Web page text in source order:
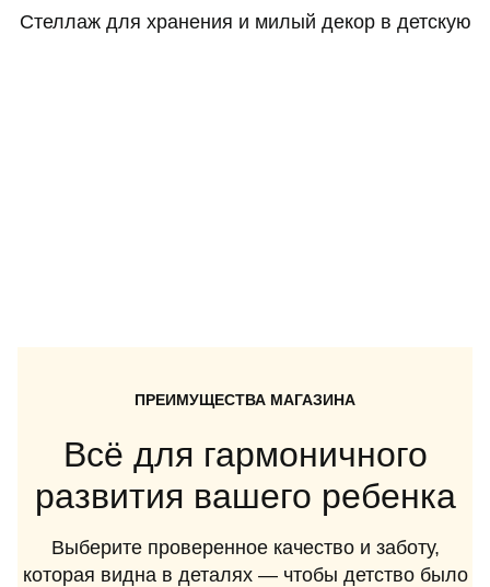
Стеллаж для хранения и милый декор в детскую
ПРЕИМУЩЕСТВА МАГАЗИНА
Всё для гармоничного
развития вашего ребенка
Выберите проверенное качество и заботу,
которая видна в деталях — чтобы детство было